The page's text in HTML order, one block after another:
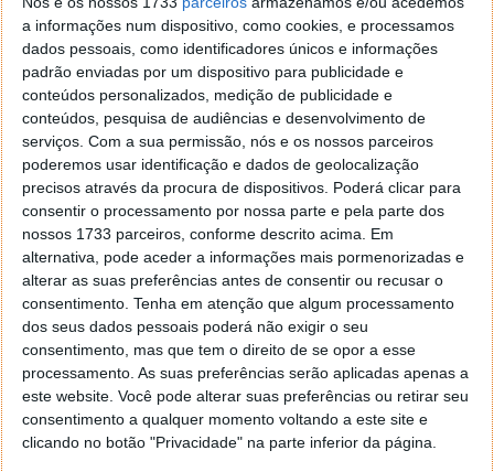
a informações num dispositivo, como cookies, e processamos
dados pessoais, como identificadores únicos e informações
padrão enviadas por um dispositivo para publicidade e
conteúdos personalizados, medição de publicidade e
conteúdos, pesquisa de audiências e desenvolvimento de
serviços. Com a sua permissão, nós e os nossos parceiros
poderemos usar identificação e dados de geolocalização
precisos através da procura de dispositivos. Poderá clicar para
consentir o processamento por nossa parte e pela parte dos
nossos 1733 parceiros, conforme descrito acima. Em
alternativa, pode aceder a informações mais pormenorizadas e
alterar as suas preferências antes de consentir ou recusar o
consentimento. Tenha em atenção que algum processamento
dos seus dados pessoais poderá não exigir o seu
consentimento, mas que tem o direito de se opor a esse
processamento. As suas preferências serão aplicadas apenas a
este website. Você pode alterar suas preferências ou retirar seu
consentimento a qualquer momento voltando a este site e
clicando no botão "Privacidade" na parte inferior da página.
com o ecrã de bloqueio ligado, então basta um toque
no sensor (sem clique) para que o smartphone
desbloqueie. O processo é idêntico ao do iPhone e o
modo de funcionamento é muito idêntico ao testado
noLenovo ZUK Z1, mas acaba por ser ainda mais
rápido no desbloqueio.
No que diz respeito à função Home este permite
executar a tarefa que lhe corresponde, regressar ao
ecrã principal com um clique. Um clique longo dá
acesso ao assistente de voz do Flyme, que no nosso
caso acaba por não ter qualquer utilidade já que o
idioma se encontra em chinês. Com um simples
toque, sem clique, o botão tem a função de
retroceder, tal como já havia sido referido.
Ligação USB Tipo-C (3.0)